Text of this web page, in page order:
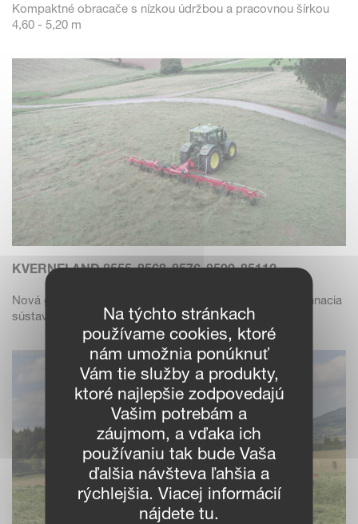
Kompaktné obracače s nízkou údržbou a pracovnou šírkou
4,60 - 5,20 m
KVERNELAND 8555-8568-8576-8590-85112
Nová generácia obracačov s vysokou výkonom - silná hnacia
sústava - ko...
Na týchto stránkach
používame cookies, ktoré
nám umožnia ponúknuť
Vám tie služby a produkty,
ktoré najlepšie zodpovedajú
Vašim potrebám a
záujmom, a vďaka ich
používaniu tak bude Vaša
ďalšia návšteva ľahšia a
rýchlejšia. Viacej informácií
nájdete tu.